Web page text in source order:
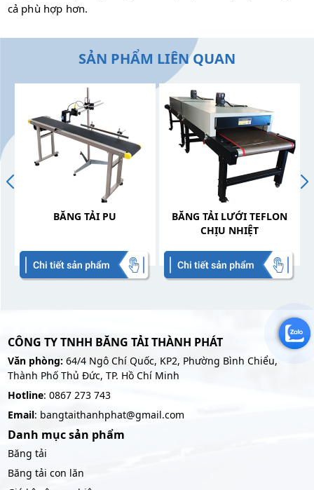
cả phù hợp hơn.
SẢN PHẨM LIÊN QUAN
BĂNG TẢI PU
BĂNG TẢI LƯỚI TEFLON
CHỊU NHIỆT
CÔNG TY TNHH BĂNG TẢI THÀNH PHÁT
Văn phòng:64/4 Ngô Chí Quốc, KP2, Phường Bình Chiểu,
Thành Phố Thủ Đức, TP. Hồ Chí Minh
Hotline: 0867 273 743
Email: bangtaithanhphat@gmail.com
Danh mục sản phẩm
Băng tải
Băng tải con lăn